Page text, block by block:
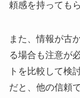
頼感を持っても
また、情報が古
る場合も注意が
トを比較して検
だと、他の信頼